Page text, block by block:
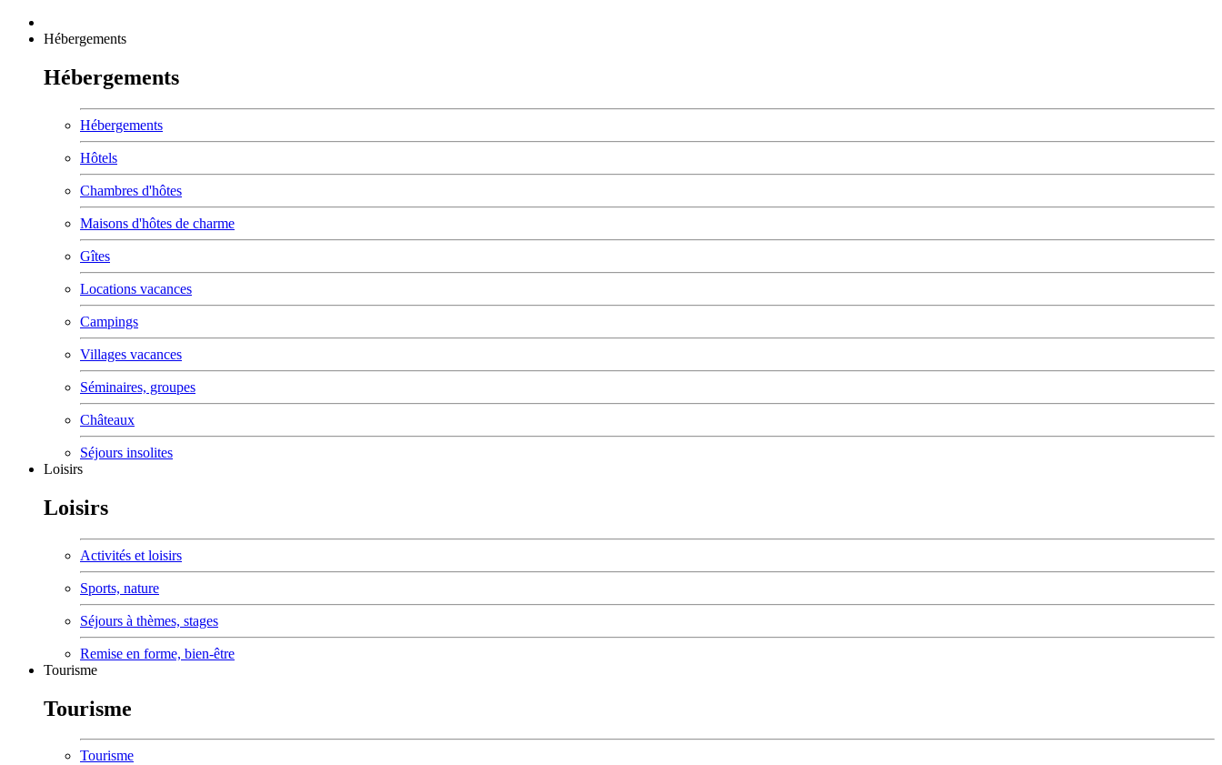
Hébergements
Hébergements
Hébergements
Hôtels
Chambres d'hôtes
Maisons d'hôtes de charme
Gîtes
Locations vacances
Campings
Villages vacances
Séminaires, groupes
Châteaux
Séjours insolites
Loisirs
Loisirs
Activités et loisirs
Sports, nature
Séjours à thèmes, stages
Remise en forme, bien-être
Tourisme
Tourisme
Tourisme